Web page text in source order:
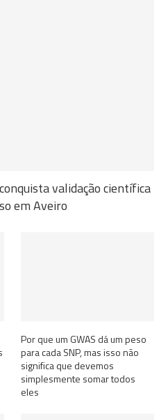
validação científica
em Aveiro
Por que um GWAS dá um peso
para cada SNP, mas isso não
significa que devemos
simplesmente somar todos
eles